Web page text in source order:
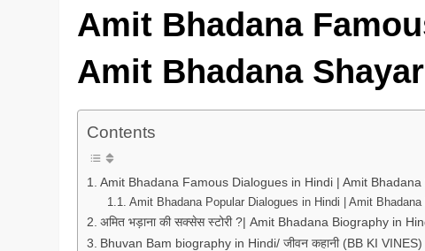
Amit Bhadana
Amit Bhadana
Contents
Amit Bhadana Famous Dialogues in Hindi | Amit Bhadana
Amit Bhadana Popular Dialogues in Hindi | Amit
अमित भड़ाना की सक्सेस स्टोरी ?| Amit Bhadana Biography in
Bhuvan Bam biography in Hindi/ जीवन कहानी (BB KI VINES)